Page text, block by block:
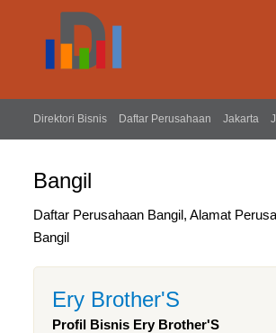
Direktori Bisnis Daftar Perusahaan Jakarta
Bangil
Daftar Perusahaan Bangil, Alamat
Bangil
Ery Brother'S
Profil Bisnis Ery Brother'S